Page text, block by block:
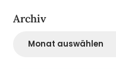
Archiv
Archiv